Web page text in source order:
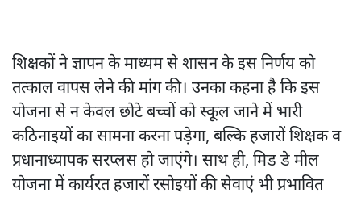
शिक्षकों ने ज्ञापन के माध्यम से शासन के इस निर्णय को
तत्काल वापस लेने की मांग की। उनका कहना है कि इस
योजना से न केवल छोटे बच्चों को स्कूल जाने में भारी
कठिनाइयों का सामना करना पड़ेगा, बल्कि हजारों शिक्षक व
प्रधानाध्यापक सरप्लस हो जाएंगे। साथ ही, मिड डे मील
योजना में कार्यरत हजारों रसोइयों की सेवाएं भी प्रभावित